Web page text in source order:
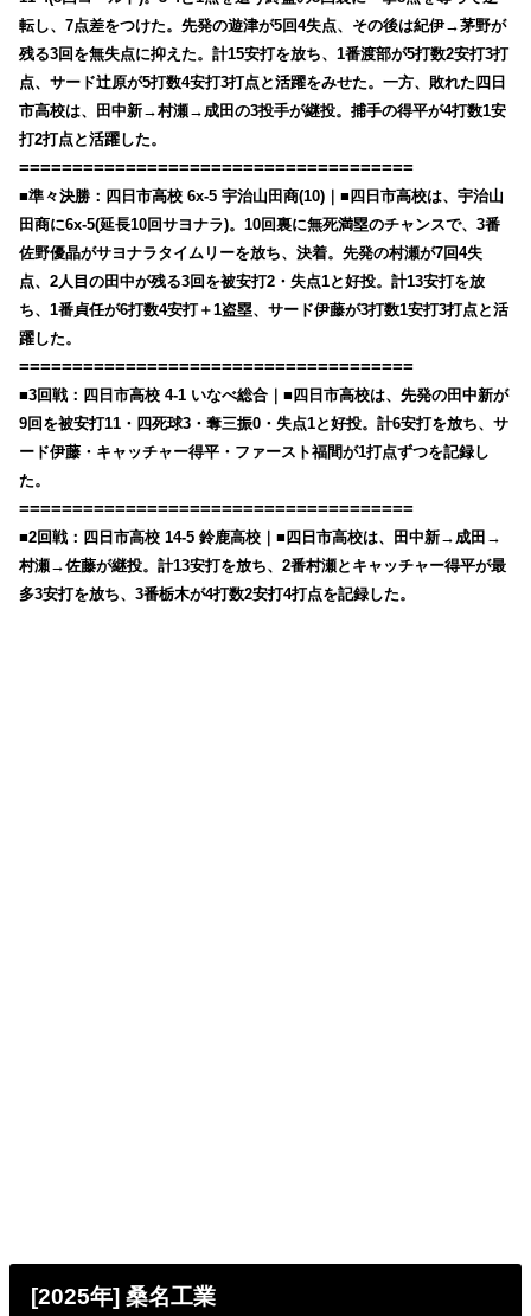
転し、7点差をつけた。先発の遊津が5回4失点、その後は紀伊→茅野が
残る3回を無失点に抑えた。計15安打を放ち、1番渡部が5打数2安打3打
点、サード辻原が5打数4安打3打点と活躍をみせた。一方、敗れた四日
市高校は、田中新→村瀬→成田の3投手が継投。捕手の得平が4打数1安
打2打点と活躍した。
=====================================
■準々決勝：四日市高校 6x-5 宇治山田商(10)｜■四日市高校は、宇治山
田商に6x-5(延長10回サヨナラ)。10回裏に無死満塁のチャンスで、3番
佐野優晶がサヨナラタイムリーを放ち、決着。先発の村瀬が7回4失
点、2人目の田中が残る3回を被安打2・失点1と好投。計13安打を放
ち、1番貞任が6打数4安打＋1盗塁、サード伊藤が3打数1安打3打点と活
躍した。
=====================================
■3回戦：四日市高校 4-1 いなべ総合｜■四日市高校は、先発の田中新が
9回を被安打11・四死球3・奪三振0・失点1と好投。計6安打を放ち、サ
ード伊藤・キャッチャー得平・ファースト福間が1打点ずつを記録し
た。
=====================================
■2回戦：四日市高校 14-5 鈴鹿高校｜■四日市高校は、田中新→成田→
村瀬→佐藤が継投。計13安打を放ち、2番村瀬とキャッチャー得平が最
多3安打を放ち、3番栃木が4打数2安打4打点を記録した。
[2025年] 桑名工業